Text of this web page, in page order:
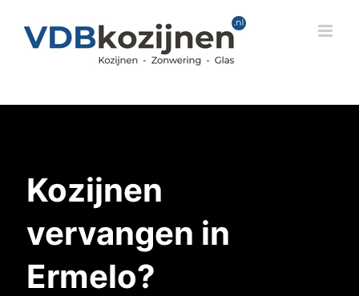
content
Kozijnen
vervangen in
Ermelo?